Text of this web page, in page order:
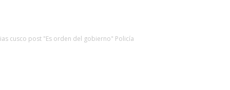
cusco post "Es orden del gobierno" Policía